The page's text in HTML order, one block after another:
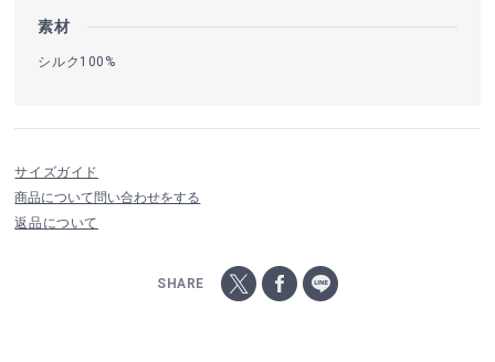
素材
シルク100%
サイズガイド
商品について問い合わせをする
返品について
SHARE